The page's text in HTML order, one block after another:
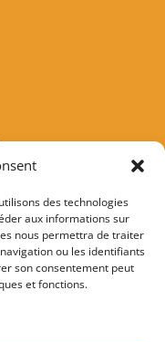
des technologies
aux informations sur
nous permettra de traiter
ou les identifiants
son consentement peut
et fonctions.